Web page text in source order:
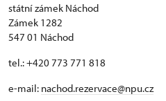
státní zámek Náchod
Zámek 1282
547 01 Náchod
tel.: +420 773 771 818
e-mail: nachod.rezervace@npu.cz